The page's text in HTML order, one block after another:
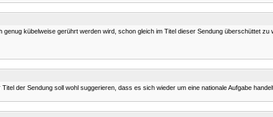
kübelweise gerührt werden wird, schon gleich im Titel dieser Sendung überschüttet
der Sendung soll wohl suggerieren, dass es sich wieder um eine nationale Aufgabe